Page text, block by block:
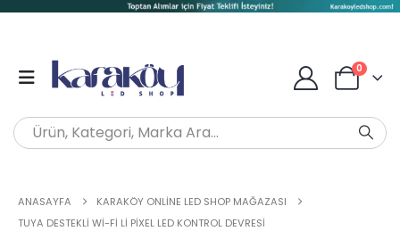
0
ANASAYFA
KARAKÖY ONLINE LED SHOP MAĞAZASI
TUYA DESTEKLI WI-FI LI PIXEL LED KONTROL DEVRESI